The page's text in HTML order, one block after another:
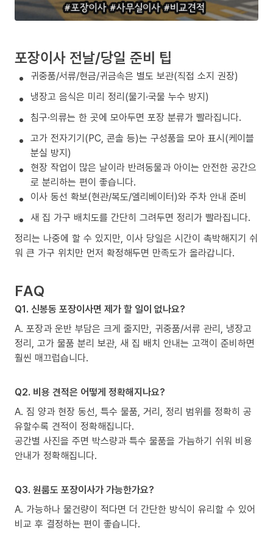
포장이사 전날/당일 준비 팁
귀중품/서류/현금/귀금속은 별도 보관(직접 소지 권장)
냉장고 음식은 미리 정리(물기·국물 누수 방지)
침구·의류는 한 곳에 모아두면 포장 분류가 빨라집니다.
고가 전자기기(PC, 콘솔 등)는 구성품을 모아 표시(케이블
분실 방지)
현장 작업이 많은 날이라 반려동물과 아이는 안전한 공간으
로 분리하는 편이 좋습니다.
이사 동선 확보(현관/복도/엘리베이터)와 주차 안내 준비
새 집 가구 배치도를 간단히 그려두면 정리가 빨라집니다.
정리는 나중에 할 수 있지만, 이사 당일은 시간이 촉박해지기 쉬
워 큰 가구 위치만 먼저 확정해두면 만족도가 올라갑니다.
FAQ
Q1. 신봉동 포장이사면 제가 할 일이 없나요?
A. 포장과 운반 부담은 크게 줄지만, 귀중품/서류 관리, 냉장고
정리, 고가 물품 분리 보관, 새 집 배치 안내는 고객이 준비하면
훨씬 매끄럽습니다.
Q2. 비용 견적은 어떻게 정확해지나요?
A. 짐 양과 현장 동선, 특수 물품, 거리, 정리 범위를 정확히 공
유할수록 견적이 정확해집니다.
공간별 사진을 주면 박스량과 특수 물품을 가늠하기 쉬워 비용
안내가 정확해집니다.
Q3. 원룸도 포장이사가 가능한가요?
A. 가능하나 물건량이 적다면 더 간단한 방식이 유리할 수 있어
비교 후 결정하는 편이 좋습니다.